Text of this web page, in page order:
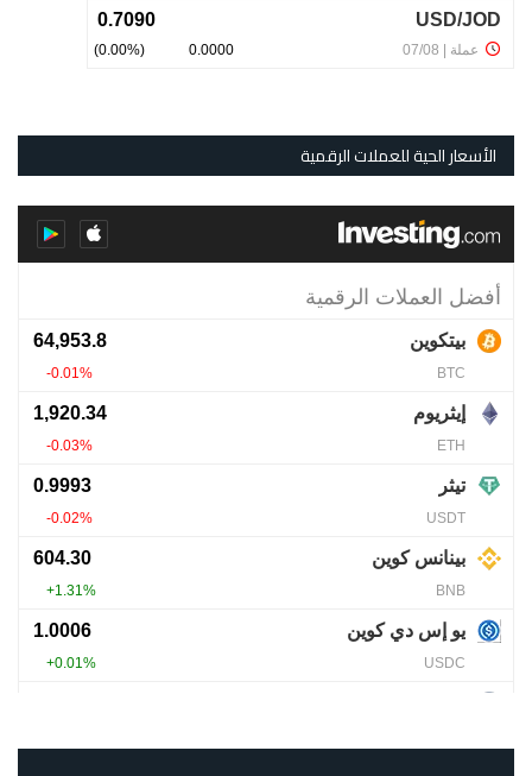
الأسعار الحية للعملات الرقمية